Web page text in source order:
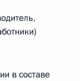
в составе